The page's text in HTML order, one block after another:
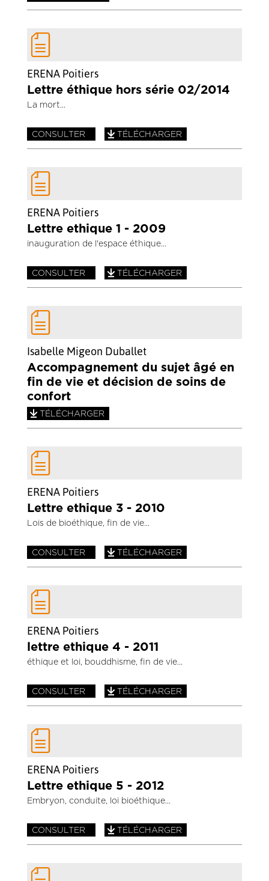
ERENA Poitiers
Lettre éthique hors série 02/2014
La mort
CONSULTER TÉLÉCHARGER
ERENA Poitiers
Lettre ethique 1 - 2009
inauguration de l'espace éthique
CONSULTER TÉLÉCHARGER
Isabelle Migeon Duballet
Accompagnement du sujet âgé en
fin de vie et décision de soins de
confort
TÉLÉCHARGER
ERENA Poitiers
Lettre ethique 3 - 2010
Lois de bioéthique, fin de vie
CONSULTER TÉLÉCHARGER
ERENA Poitiers
lettre ethique 4 - 2011
éthique et loi, bouddhisme, fin de vie
CONSULTER TÉLÉCHARGER
ERENA Poitiers
Lettre ethique 5 - 2012
Embryon, conduite, loi bioéthique
CONSULTER TÉLÉCHARGER